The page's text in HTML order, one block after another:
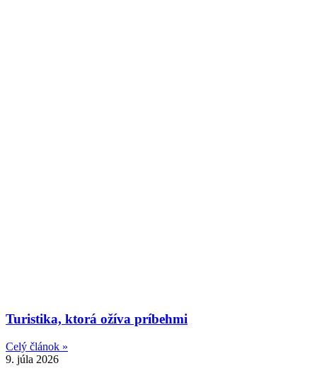
Turistika, ktorá ožíva príbehmi
Celý článok »
9. júla 2026